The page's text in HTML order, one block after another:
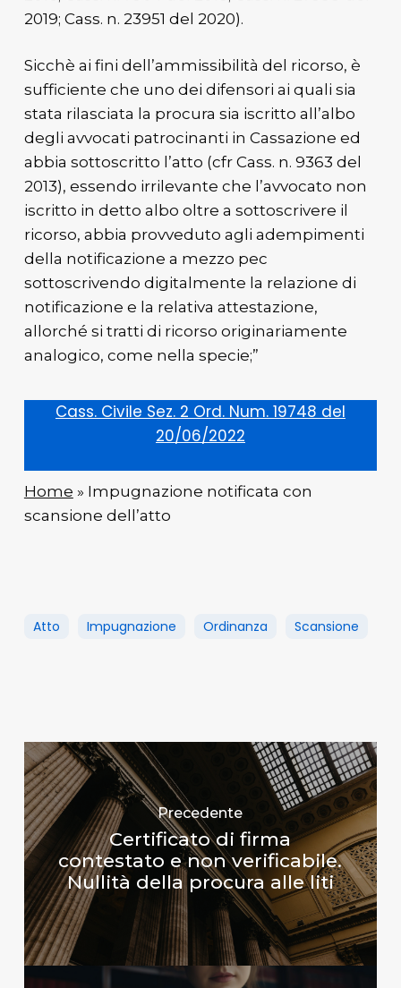
2019; Cass. n. 23951 del 2020).
Sicchè ai fini dell’ammissibilità del ricorso, è
sufficiente che uno dei difensori ai quali sia
stata rilasciata la procura sia iscritto all’albo
degli avvocati patrocinanti in Cassazione ed
abbia sottoscritto l’atto (cfr Cass. n. 9363 del
2013), essendo irrilevante che l’avvocato non
iscritto in detto albo oltre a sottoscrivere il
ricorso, abbia provveduto agli adempimenti
della notificazione a mezzo pec
sottoscrivendo digitalmente la relazione di
notificazione e la relativa attestazione,
allorché si tratti di ricorso originariamente
analogico, come nella specie;”
Cass. Civile Sez. 2 Ord. Num. 19748 del
20/06/2022
Home » Impugnazione notificata con
scansione dell’atto
Atto Impugnazione Ordinanza Scansione
Precedente
Certificato di firma
contestato e non verificabile.
Nullità della procura alle liti